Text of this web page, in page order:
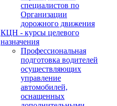
специалистов по
Организации
дорожного движения
КЦН - курсы целевого
назначения
Профессиональная
подготовка водителей
осуществляющих
управление
автомобилей,
оснащенных